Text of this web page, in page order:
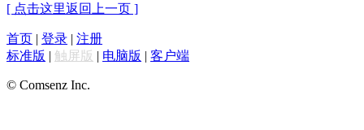
[ 点击这里返回上一页 ]
首页 | 登录 | 注册
标准版 | 触屏版 | 电脑版 | 客户端
© Comsenz Inc.